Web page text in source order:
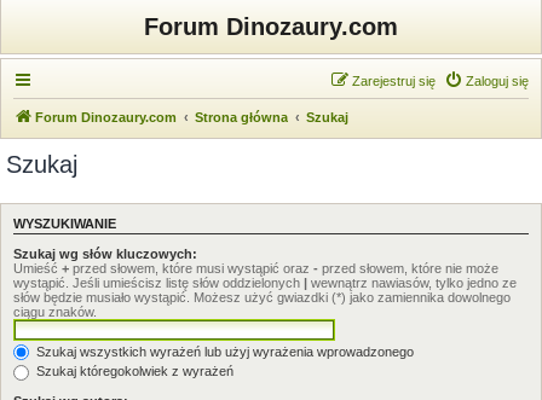
Forum Dinozaury.com
Zaloguj się
Zarejestruj się
Forum Dinozaury.com Strona główna Szukaj
Szukaj
WYSZUKIWANIE
Szukaj wg słów kluczowych:
Umieść + przed słowem, które musi wystąpić oraz - przed słowem, które nie może
wystąpić. Jeśli umieścisz listę słów oddzielonych | wewnątrz nawiasów, tylko jedno ze
słów będzie musiało wystąpić. Możesz użyć gwiazdki (*) jako zamiennika dowolnego
ciągu znaków.
Szukaj wszystkich wyrażeń lub użyj wyrażenia wprowadzonego
Szukaj któregokolwiek z wyrażeń